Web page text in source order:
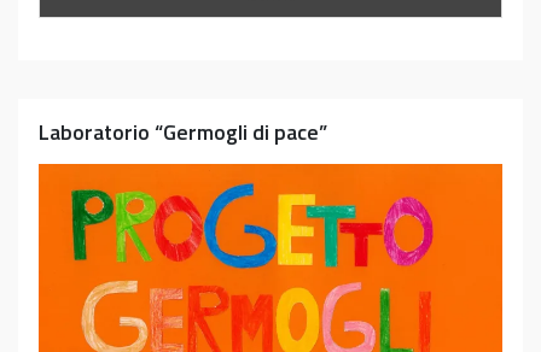
Laboratorio “Germogli di pace”